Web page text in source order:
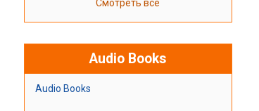
Смотреть все
Audio Books
Audio Books